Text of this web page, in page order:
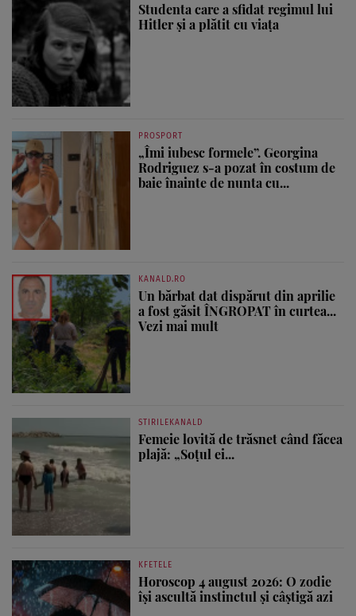
Studenta care a sfidat regimul lui
Hitler și a plătit cu viața
PROSPORT
„Îmi iubesc formele”. Georgina
Rodriguez s-a pozat în costum de
baie înainte de nunta cu...
KANALD.RO
Un bărbat dat dispărut din aprilie
a fost găsit ÎNGROPAT în curtea...
Vezi mai mult
STIRILEKANALD
Femeie lovită de trăsnet când făcea
plajă: „Soțul ei...
KFETELE
Horoscop 4 august 2026: O zodie
își ascultă instinctul și câștigă azi